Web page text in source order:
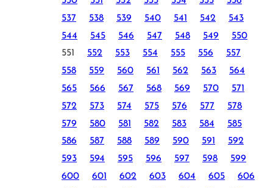
537
538 539 540 541 542
543
544
545 546 547 548 549
550
551
552 553 554 555 556
557
558
559 560 561 562 563
564
565
566 567 568 569 570
571
572
573 574 575 576 577
578
579
580 581 582 583 584
585
586
587 588 589 590 591
592
593
594 595 596 597 598
599
600
601 602 603 604 605
606